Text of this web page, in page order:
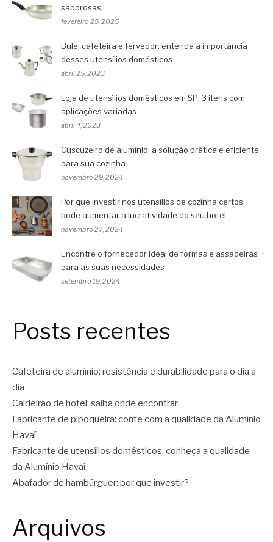
saborosas
fevereiro 25, 2025
Bule, cafeteira e fervedor: entenda a importância
desses utensílios domésticos
abril 25, 2023
Loja de utensílios domésticos em SP: 3 itens com
aplicações variadas
abril 4, 2023
Cuscuzeiro de alumínio: a solução prática e eficiente
para sua cozinha
novembro 29, 2024
Por que investir nos utensílios de cozinha certos
pode aumentar a lucratividade do seu hotel
novembro 27, 2024
Encontre o fornecedor ideal de formas e assadeiras
para as suas necessidades
setembro 19, 2024
Posts recentes
Cafeteira de alumínio: resistência e durabilidade para o dia a
dia
Caldeirão de hotel: saiba onde encontrar
Fabricante de pipoqueira: conte com a qualidade da Alumínio
Havaí
Fabricante de utensílios domésticos: conheça a qualidade
da Alumínio Havaí
Abafador de hambúrguer: por que investir?
Arquivos